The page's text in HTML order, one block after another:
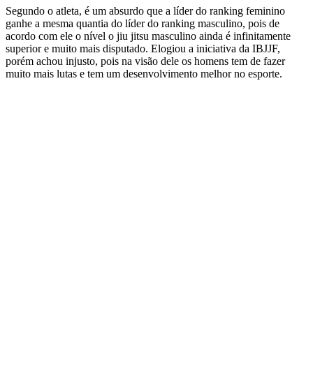
Segundo o atleta, é um absurdo que a líder do ranking feminino
ganhe a mesma quantia do líder do ranking masculino, pois de
acordo com ele o nível o jiu jitsu masculino ainda é infinitamente
superior e muito mais disputado. Elogiou a iniciativa da IBJJF,
porém achou injusto, pois na visão dele os homens tem de fazer
muito mais lutas e tem um desenvolvimento melhor no esporte.